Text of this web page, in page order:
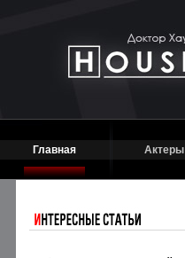
Главная Актеры